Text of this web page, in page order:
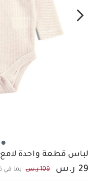
لباس قطعة واحدة
29 ر.س 109 ر.س بما في